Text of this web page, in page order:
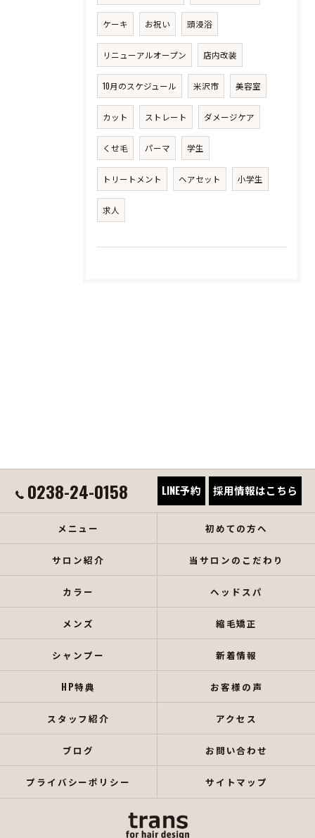
ケーキ お祝い 頭浸浴
リニューアルオープン 店内改装
10月のスケジュール 米沢市 美容室
カット ストレート ダメージケア
くせ毛 パーマ 学生
トリートメント ヘアセット 小学生
求人
0238-24-0158 LINE予約 採用情報はこちら
メニュー 初めての方へ
サロン紹介 当サロンのこだわり
カラー ヘッドスパ
メンズ 縮毛矯正
シャンプー 新着情報
HP特典 お客様の声
スタッフ紹介 アクセス
ブログ お問い合わせ
プライバシーポリシー サイトマップ